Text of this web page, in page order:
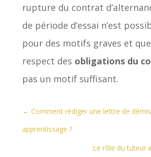
rupture du contrat
de période d’essai n’est
pour des motifs graves et
respect des obligations du
pas un motif suffisant.
← Comment rédiger une lettre de
apprentissage ?
Le rôle du tuteur